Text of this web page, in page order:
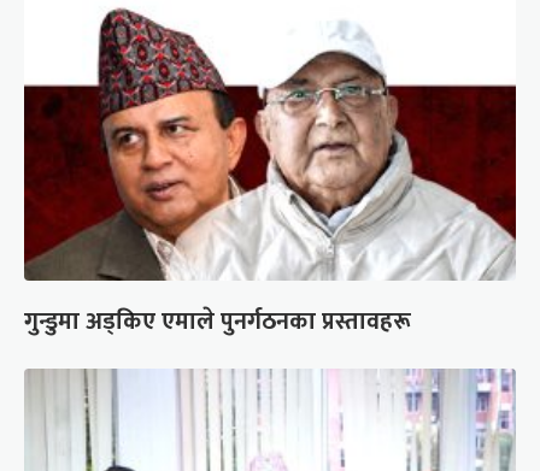
गुन्डुमा अड्किए एमाले पुनर्गठनका प्रस्तावहरू